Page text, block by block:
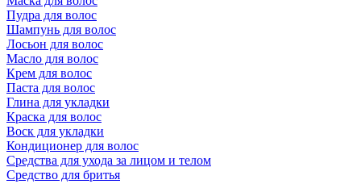
Пудра для волос
Шампунь для волос
Лосьон для волос
Масло для волос
Крем для волос
Паста для волос
Глина для укладки
Краска для волос
Воск для укладки
Кондиционер для волос
Средства для ухода за лицом и телом
Средство для бритья